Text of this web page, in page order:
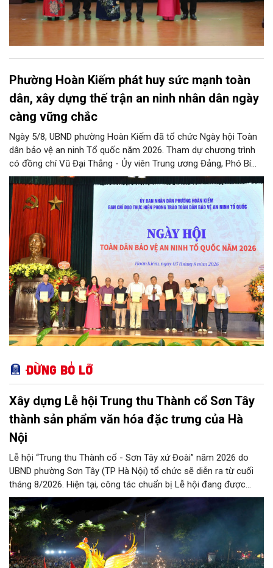
Phường Hoàn Kiếm phát huy sức mạnh toàn
dân, xây dựng thế trận an ninh nhân dân ngày
càng vững chắc
Ngày 5/8, UBND phường Hoàn Kiếm đã tổ chức Ngày hội Toàn
dân bảo vệ an ninh Tổ quốc năm 2026. Tham dự chương trình
có đồng chí Vũ Đại Thắng - Ủy viên Trung ương Đảng, Phó Bí
thư Thành ủy, Chủ tịch UBND thành phố; Đại tá Nguyễn Tiến Đạt,
Ủy viên Ban Thường vụ Đảng ủy, Phó Giám đốc Công an thành
phố Hà Nội, cùng dự có các đồng chí đại diện lãnh đạo các Sở,
ban, ngành thuộc Thành phố Hà Nội, các phòng nghiệp vụ Công
an Thành phố Hà Nội.
Đừng bỏ lỡ
Xây dựng Lễ hội Trung thu Thành cổ Sơn Tây
thành sản phẩm văn hóa đặc trưng của Hà
Nội
Lễ hội “Trung thu Thành cổ - Sơn Tây xứ Đoài” năm 2026 do
UBND phường Sơn Tây (TP Hà Nội) tổ chức sẽ diễn ra từ cuối
tháng 8/2026. Hiện tại, công tác chuẩn bị Lễ hội đang được
chính quyền phường Sơn Tây cùng các phòng, ban, ngành, đơn
vị và 25 tổ dân phố khẩn trương triển khai, tạo khí thế sôi nổi,
sẵn sàng mang đến cho Nhân dân và du khách một mùa Trung
thu quy mô, đặc sắc và giàu bản sắc văn hóa xứ Đoài.